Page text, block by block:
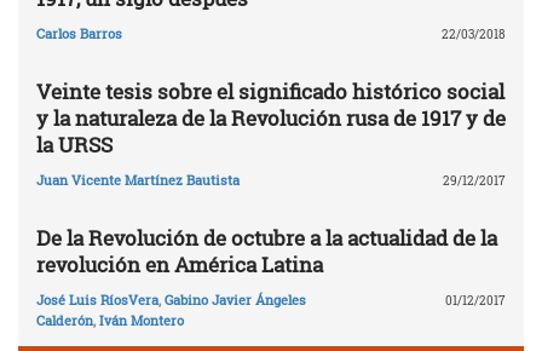
Carlos Barros 22/03/2018
Veinte tesis sobre el significado histórico social
y la naturaleza de la Revolución rusa de 1917 y de
la URSS
Juan Vicente Martínez Bautista 29/12/2017
De la Revolución de octubre a la actualidad de la
revolución en América Latina
José Luis RíosVera, Gabino Javier Ángeles
Calderón, Iván Montero
01/12/2017